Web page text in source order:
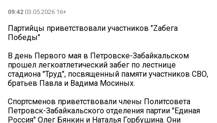
09:42 03.05.2026 16+
Партийцы приветствовали участников "Zабега
Победы"
В день Первого мая в Петровске-Забайкальском
прошел легкоатлетический забег по лестнице
стадиона "Труд", посвященный памяти участников СВО,
братьев Павла и Вадима Мосиных.
Спортсменов приветствовали члены Политсовета
Петровск-Забайкальского отделения партии "Единая
Россия" Олег Бянкин и Наталья Горбушина. Они